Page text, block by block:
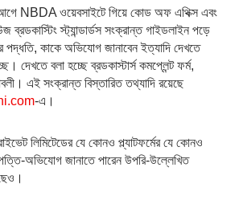
NBDA ওয়েবসাইটে গিয়ে কোড অফ এথিক্স এবং
ব্রডকাস্টিং স্ট্যান্ডার্ডস সংক্রান্ত গাইডলাইন পড়ে
কাকে অভিযোগ জানাবেন ইত্যাদি দেখতে
দেখতে বলা হচ্ছে ব্রডকাস্টার্স কমপ্লেন্ট ফর্ম,
এই সংক্রান্ত বিস্তারিত তথ্যাদি রয়েছে
-এ।
লিমিটেডের যে কোনও প্ল্যাটফর্মের যে কোনও
অভিযোগ জানাতে পারেন উপরি-উল্লেখিত